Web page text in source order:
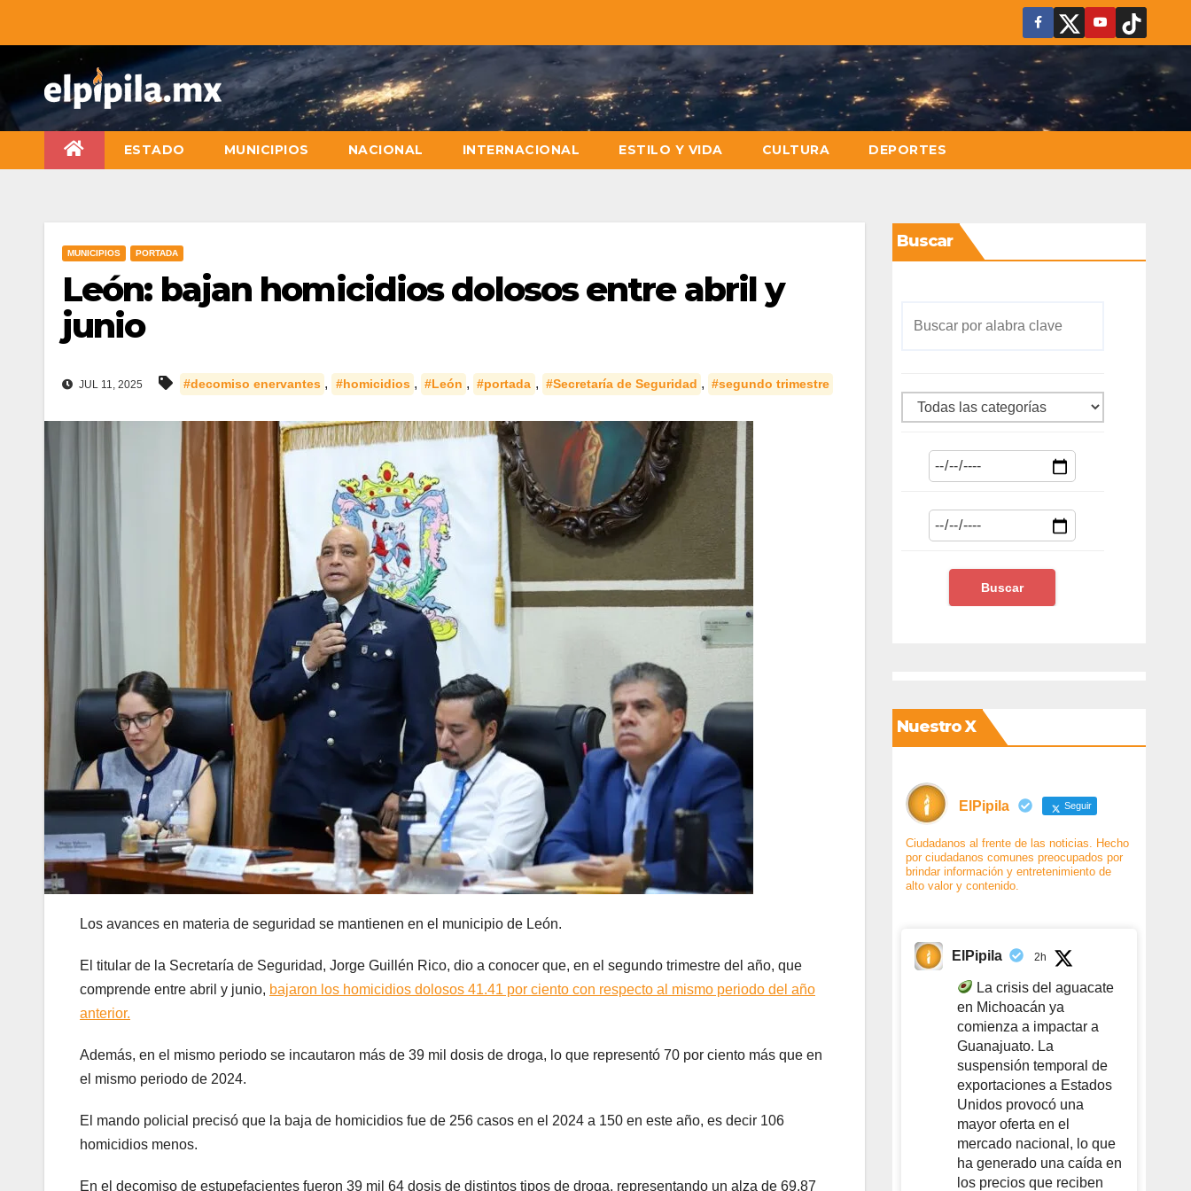
ESTADO MUNICIPIOS NACIONAL INTERNACIONAL ESTILO Y VIDA CULTURA DEPORTES
MUNICIPIOS PORTADA
León: bajan homicidios dolosos entre abril y
junio
JUL 11, 2025 #decomiso enervantes , #homicidios , #León , #portada , #Secretaría de Seguridad , #segundo trimestre
Los avances en materia de seguridad se mantienen en el municipio de León.
El titular de la Secretaría de Seguridad, Jorge Guillén Rico, dio a conocer que, en el segundo trimestre del año, que
comprende entre abril y junio, bajaron los homicidios dolosos 41.41 por ciento con respecto al mismo periodo del año
anterior.
Además, en el mismo periodo se incautaron más de 39 mil dosis de droga, lo que representó 70 por ciento más que en
el mismo periodo de 2024.
El mando policial precisó que la baja de homicidios fue de 256 casos en el 2024 a 150 en este año, es decir 106
homicidios menos.
En el decomiso de estupefacientes fueron 39 mil 64 dosis de distintos tipos de droga, representando un alza de 69.87
Buscar
Nuestro X
ElPipila Seguir
Ciudadanos al frente de las noticias. Hecho
por ciudadanos comunes preocupados por
brindar información y entretenimiento de
alto valor y contenido.
ElPipila 2h
La crisis del aguacate
en Michoacán ya
comienza a impactar a
Guanajuato. La
suspensión temporal de
exportaciones a Estados
Unidos provocó una
mayor oferta en el
mercado nacional, lo que
ha generado una caída en
los precios que reciben